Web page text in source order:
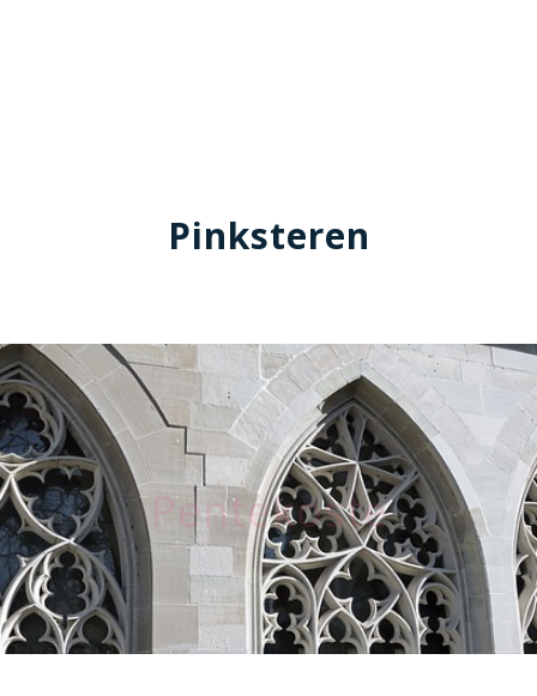
Pinksteren
Pentekoste